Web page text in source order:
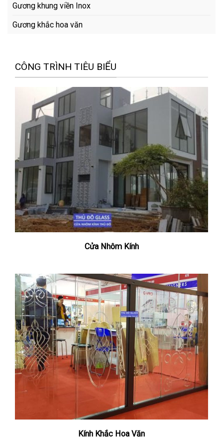
Gương khung viền Inox
Gương khắc hoa văn
CÔNG TRÌNH TIÊU BIỂU
Cửa Nhôm Kính
Kính Khắc Hoa Văn